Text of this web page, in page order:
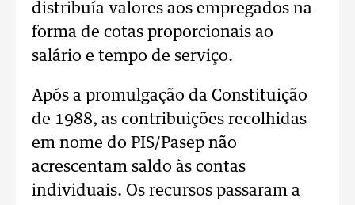
distribuía valores aos empregados na
forma de cotas proporcionais ao
salário e tempo de serviço.
Após a promulgação da Constituição
de 1988, as contribuições recolhidas
em nome do PIS/Pasep não
acrescentam saldo às contas
individuais. Os recursos passaram a